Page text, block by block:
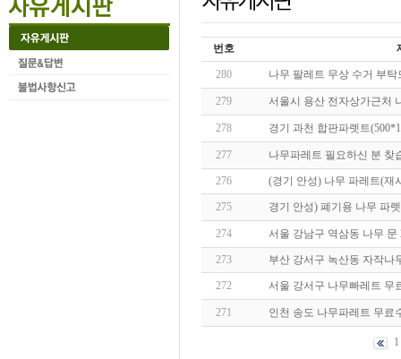
번호
280 나무 팔레트 무상 수거 부탁
279 서울시 용산 전자상가근처
278 경기 과천 합판파렛트
277 나무파레트 필요하신 분
276 (경기 안성) 나무 파레트(
275 경기 안성) 폐기용 나무 파
274 서울 강남구 역삼동 나무
273 부산 강서구 녹산동 자작
272 서울 강서구 나무빠레트
271 인천 송도 나무파레트 무
1